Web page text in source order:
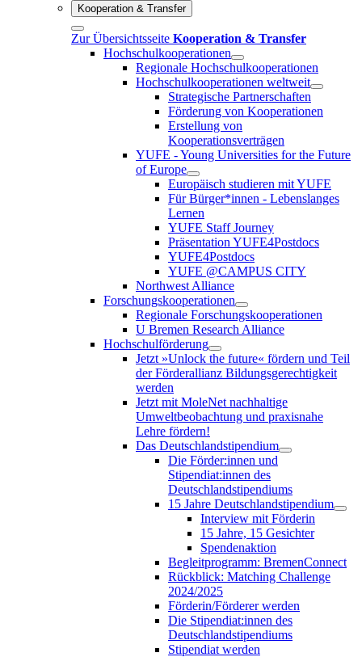
Kooperation & Transfer
Zur Übersichtsseite Kooperation & Transfer
Hochschulkooperationen
Regionale Hochschulkooperationen
Hochschulkooperationen weltweit
Strategische Partnerschaften
Förderung von Kooperationen
Erstellung von
Kooperationsverträgen
YUFE - Young Universities for the Future
of Europe
Europäisch studieren mit YUFE
Für Bürger*innen - Lebenslanges
Lernen
YUFE Staff Journey
Präsentation YUFE4Postdocs
YUFE4Postdocs
YUFE @CAMPUS CITY
Northwest Alliance
Forschungskooperationen
Regionale Forschungskooperationen
U Bremen Research Alliance
Hochschulförderung
Jetzt »Unlock the future« fördern und Teil
der Förderallianz Bildungsgerechtigkeit
werden
Jetzt mit MoleNet nachhaltige
Umweltbeobachtung und praxisnahe
Lehre fördern!
Das Deutschlandstipendium
Die Förder:innen und
Stipendiat:innen des
Deutschlandstipendiums
15 Jahre Deutschlandstipendium
Interview mit Förderin
15 Jahre, 15 Gesichter
Spendenaktion
Begleitprogramm: BremenConnect
Rückblick: Matching Challenge
2024/2025
Förderin/Förderer werden
Die Stipendiat:innen des
Deutschlandstipendiums
Stipendiat werden